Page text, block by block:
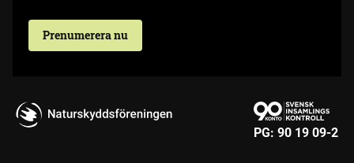
Prenumerera nu
PG: 90 19 09-2